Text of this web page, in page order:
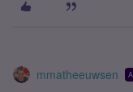
mmatheeuwsen